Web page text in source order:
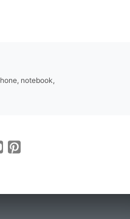
notebook,